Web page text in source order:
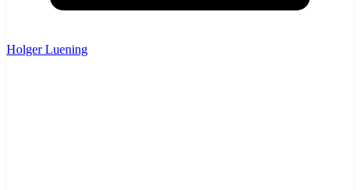
Holger Luening